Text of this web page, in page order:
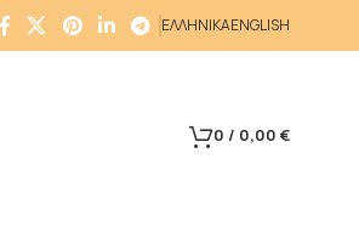
ΕΛΛΗΝΙΚΑENGLISH
0 / 0,00 €